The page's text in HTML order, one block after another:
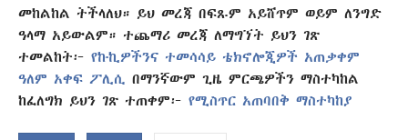
መከልከል ትችላለህ። ይህ መረጃ በፍጹም አይሸጥም ወይም ለንግድ
ዓላማ አይውልም። ተጨማሪ መረጃ ለማግኘት ይህን ገጽ
ተመልከት፦ የኩኪዎችንና ተመሳሳይ ቴክኖሎጂዎች አጠቃቀም
ዓለም አቀፍ ፖሊሲ
በማንኛውም ጊዜ ምርጫዎችን ማስተካከል
ከፈለግክ ይህን ገጽ ተጠቀም፦ የሚስጥር አጠባበቅ ማስተካከያ
Copyright © 2026 Watch Tower Bible and Tract Society of Pennsylvania.